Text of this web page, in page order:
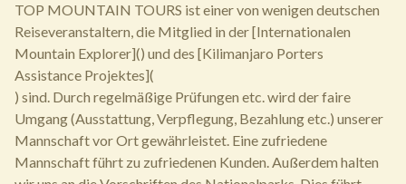
TOP MOUNTAIN TOURS ist einer von wenigen deutschen
Reiseveranstaltern, die Mitglied in der [Internationalen
Mountain Explorer]() und des [Kilimanjaro Porters
Assistance Projektes](
) sind. Durch regelmäßige Prüfungen etc. wird der faire
Umgang (Ausstattung, Verpflegung, Bezahlung etc.) unserer
Mannschaft vor Ort gewährleistet. Eine zufriedene
Mannschaft führt zu zufriedenen Kunden. Außerdem halten